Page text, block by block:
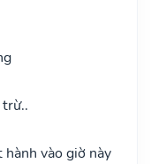
vào giờ này